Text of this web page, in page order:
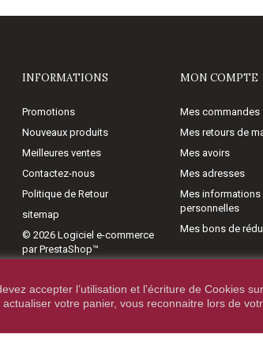
INFORMATIONS
Promotions
Nouveaux produits
Meilleures ventes
Contactez-nous
Politique de Retour
sitemap
© 2026 Logiciel e-commerce
par PrestaShop™
MON COMPTE
Mes commandes
Mes retours de
Mes avoirs
Mes adresses
Mes informations
personnelles
Mes bons de
accepter l’utilisation et l'écriture de Cookies
votre panier, vous reconnaitre lors de